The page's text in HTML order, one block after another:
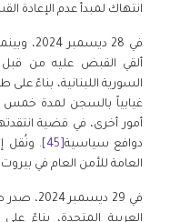
انتهاك لمبدأ عدم الإعادة
في 28
ألقي القبض عليه من قبل
السورية اللبنانية، بناءً
غيابياً بالسجن لمدة خمس
أمور أخرى، في قضية
دوافع سياسية[45]
. ونُقل
العامة للأمن العام في
في 29